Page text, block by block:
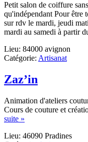
Petit salon de coiffure
qu'indépendant Pour être
sur rdv le mardi, jeudi
mardi au samedi à partir
Lieu: 84000 avignon
Catégorie: Artisanat
Zaz’in
Animation d'ateliers
Cours de couture et
suite »
Lieu: 46090 Pradines